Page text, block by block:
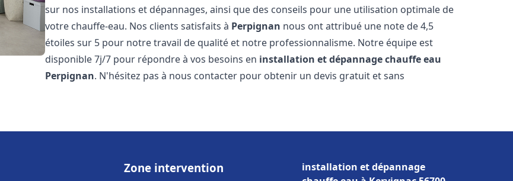
sur nos installations et dépannages, ainsi que des conseils pour une utilisation optimale de
votre chauffe-eau. Nos clients satisfaits à Perpignan nous ont attribué une note de 4,5
étoiles sur 5 pour notre travail de qualité et notre professionnalisme. Notre équipe est
disponible 7j/7 pour répondre à vos besoins en installation et dépannage chauffe eau
Perpignan. N'hésitez pas à nous contacter pour obtenir un devis gratuit et sans
Zone intervention
installation et dépannage